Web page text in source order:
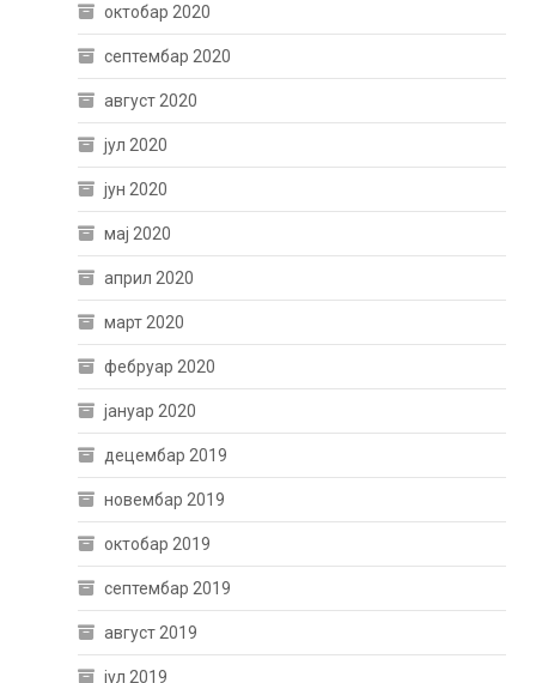
октобар 2020
септембар 2020
август 2020
јул 2020
јун 2020
мај 2020
април 2020
март 2020
фебруар 2020
јануар 2020
децембар 2019
новембар 2019
октобар 2019
септембар 2019
август 2019
јул 2019